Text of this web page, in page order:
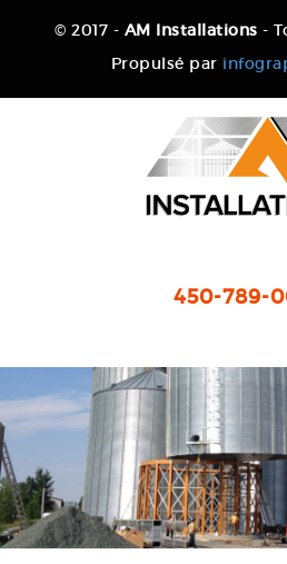
© 2017 - AM Installations -
Propulsé par
450-789-